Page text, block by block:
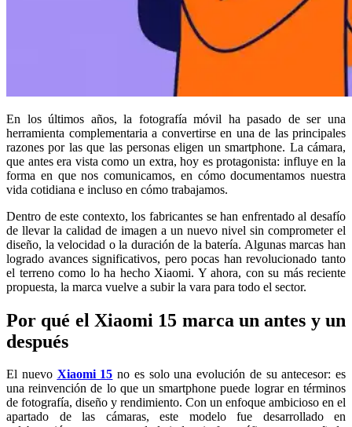
En los últimos años, la fotografía móvil ha pasado de ser una
herramienta complementaria a convertirse en una de las principales
razones por las que las personas eligen un smartphone. La cámara,
que antes era vista como un extra, hoy es protagonista: influye en la
forma en que nos comunicamos, en cómo documentamos nuestra
vida cotidiana e incluso en cómo trabajamos.
Dentro de este contexto, los fabricantes se han enfrentado al desafío
de llevar la calidad de imagen a un nuevo nivel sin comprometer el
diseño, la velocidad o la duración de la batería. Algunas marcas han
logrado avances significativos, pero pocas han revolucionado tanto
el terreno como lo ha hecho Xiaomi. Y ahora, con su más reciente
propuesta, la marca vuelve a subir la vara para todo el sector.
Por qué el Xiaomi 15 marca un antes y un
después
El nuevo Xiaomi 15 no es solo una evolución de su antecesor: es
una reinvención de lo que un smartphone puede lograr en términos
de fotografía, diseño y rendimiento. Con un enfoque ambicioso en el
apartado de las cámaras, este modelo fue desarrollado en